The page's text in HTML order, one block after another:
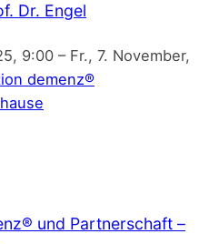
Dr. Engel
9:00 – Fr., 7. November,
demenz®
und Partnerschaft –